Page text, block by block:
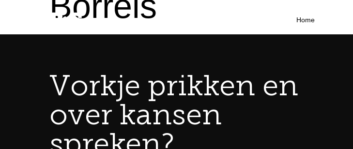
Home
Vorkje prikken en
over kansen